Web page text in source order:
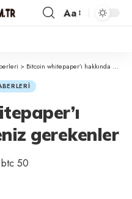
Aa
> Bitcoin whitepaper’ı hakkında bilmeniz gerekenler
gerekenler